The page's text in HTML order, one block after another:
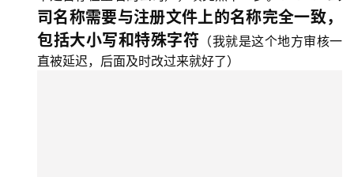
司名称需要与注册文件上的名称完全一致，
包括大小写和特殊字符 （我就是这个地方审核一
直被延迟，后面及时改过来就好了）